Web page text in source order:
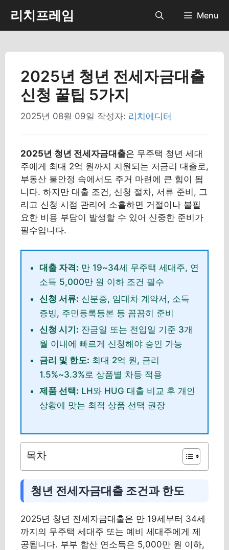
츠
건
리치프레임 Menu
2025년 청년 전세자금대출
신청 꿀팁 5가지
2025년 08월 09일 작성자: 리치에디터
2025년 청년 전세자금대출은 무주택 청년 세대
주에게 최대 2억 원까지 지원되는 저금리 대출로,
부동산 불안정 속에서도 주거 마련에 큰 힘이 됩
니다. 하지만 대출 조건, 신청 절차, 서류 준비, 그
리고 신청 시점 관리에 소홀하면 거절이나 불필
요한 비용 부담이 발생할 수 있어 신중한 준비가
필수입니다.
대출 자격: 만 19~34세 무주택 세대주, 연
소득 5,000만 원 이하 조건 필수
신청 서류: 신분증, 임대차 계약서, 소득
증빙, 주민등록등본 등 꼼꼼히 준비
신청 시기: 잔금일 또는 전입일 기준 3개
월 이내에 빠르게 신청해야 승인 가능
금리 및 한도: 최대 2억 원, 금리
1.5%~3.3%로 상품별 차등 적용
제품 선택: LH와 HUG 대출 비교 후 개인
상황에 맞는 최적 상품 선택 권장
목차
청년 전세자금대출 조건과 한도
2025년 청년 전세자금대출은 만 19세부터 34세
까지의 무주택 세대주 또는 예비 세대주에게 제
공됩니다. 부부 합산 연소득은 5,000만 원 이하,